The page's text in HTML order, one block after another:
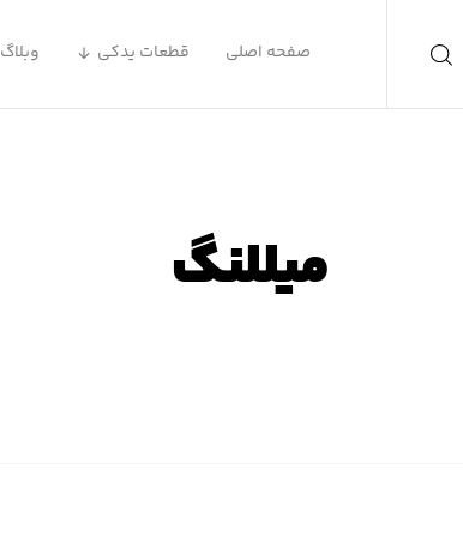
صفحه اصلی قطعات یدکی وبلاگ
میللنگ